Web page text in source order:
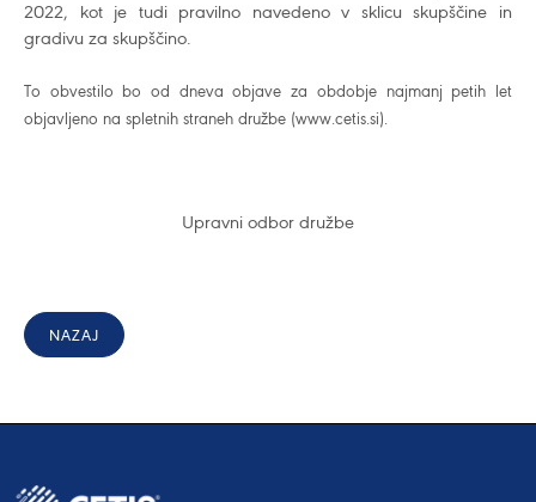
2022, kot je tudi pravilno navedeno v sklicu skupščine in
gradivu za skupščino.
To obvestilo bo od dneva objave za obdobje najmanj petih let
objavljeno na spletnih straneh družbe (www.cetis.si).
Upravni odbor družbe
NAZAJ